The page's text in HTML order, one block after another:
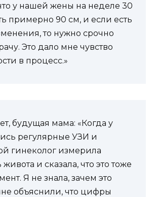
у нашей жены на неделе 30
примерно 90 см, и если есть
то нужно срочно
Это дало мне чувство
в процесс.»
будущая мама: «Когда у
регулярные УЗИ и
гинеколог измерила
и сказала, что это тоже
Я не знала, зачем это
объяснили, что цифры